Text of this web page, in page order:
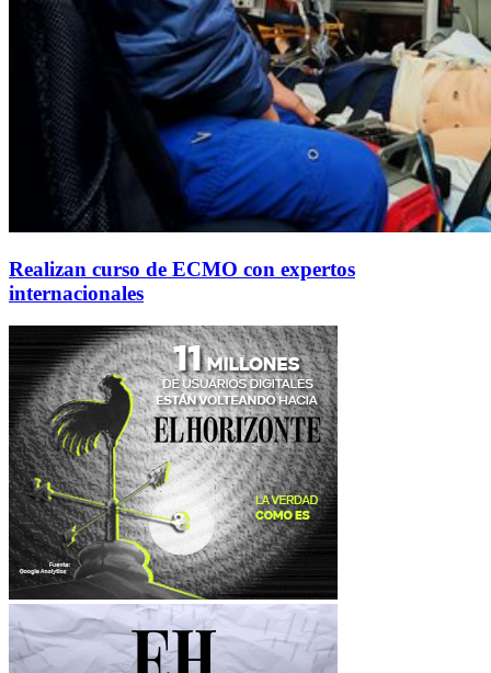
Realizan curso de ECMO con expertos
internacionales